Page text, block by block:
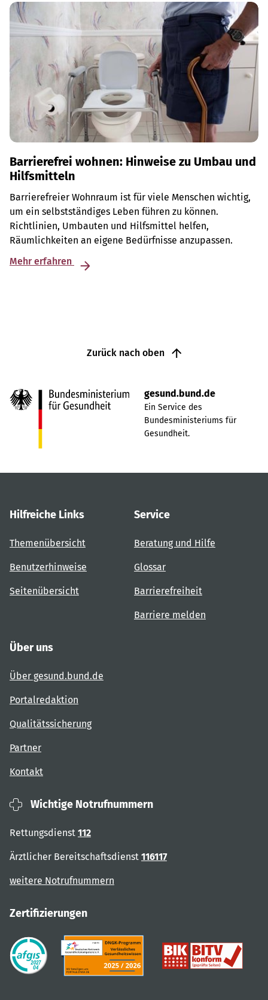
Barrierefrei wohnen: Hinweise zu Umbau und
Hilfsmitteln
Barrierefreier Wohnraum ist für viele Menschen wichtig,
um ein selbstständiges Leben führen zu können.
Richtlinien, Umbauten und Hilfsmittel helfen,
Räumlichkeiten an eigene Bedürfnisse anzupassen.
Mehr erfahren
Zurück nach oben
gesund.bund.de
Ein Service des
Bundesministeriums für
Gesundheit.
Hilfreiche Links
Themenübersicht
Benutzerhinweise
Seitenübersicht
Service
Beratung und Hilfe
Glossar
Barrierefreiheit
Barriere melden
Über uns
Über gesund.bund.de
Portalredaktion
Qualitätssicherung
Partner
Kontakt
Wichtige Notrufnummern
Rettungsdienst 112
Ärztlicher Bereitschaftsdienst 116117
weitere Notrufnummern
Zertifizierungen